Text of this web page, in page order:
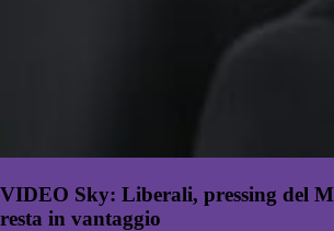
VIDEO Sky: Liberali, pressing del
resta in vantaggio